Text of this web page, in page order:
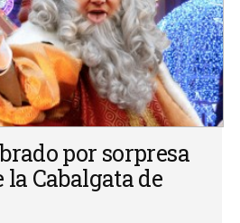
por sorpresa
la Cabalgata de